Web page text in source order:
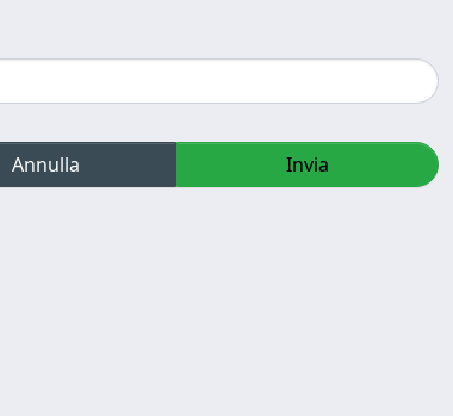
Annulla Invia